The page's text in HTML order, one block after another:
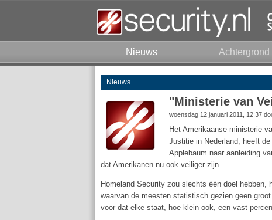
Nieuws Achtergrond
Nieuws
"Ministerie van
woensdag 12 januari 2011, 12:37
Het Amerikaanse ministerie
Justitie in Nederland, heeft
Applebaum naar aanleiding
dat Amerikanen nu ook veiliger zijn.
Homeland Security zou slechts één doel
waarvan de meesten statistisch gezien geen
voor dat elke staat, hoe klein ook, een vast